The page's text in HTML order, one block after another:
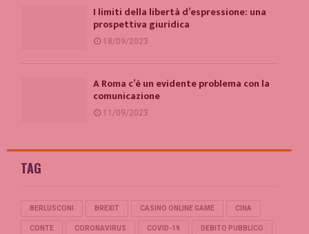
I limiti della libertà d’espressione: una
prospettiva giuridica
18/09/2023
A Roma c’è un evidente problema con la
comunicazione
11/09/2023
TAG
BERLUSCONI BREXIT CASINO ONLINE GAME CINA
CONTE CORONAVIRUS COVID-19 DEBITO PUBBLICO